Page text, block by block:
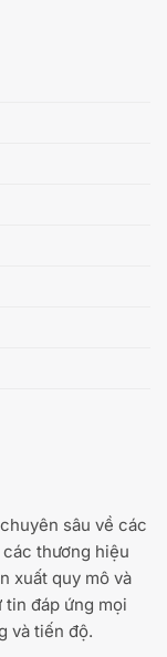
sâu về các
thương hiệu
xuất quy mô và
đáp ứng mọi
và tiến độ.